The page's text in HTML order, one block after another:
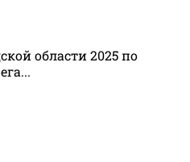
области 2025 по